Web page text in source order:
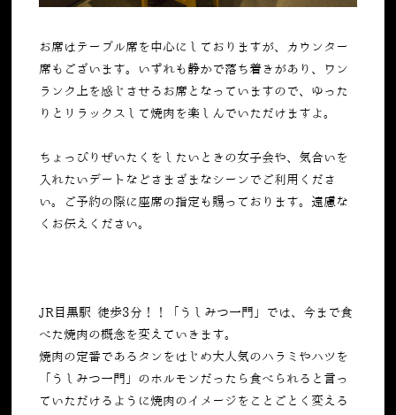
お席はテーブル席を中心にしておりますが、カウンター
席もございます。いずれも静かで落ち着きがあり、ワン
ランク上を感じさせるお席となっていますので、ゆった
りとリラックスして焼肉を楽しんでいただけますよ。
ちょっぴりぜいたくをしたいときの女子会や、気合いを
入れたいデートなどさまざまなシーンでご利用くださ
い。ご予約の際に座席の指定も賜っております。遠慮な
くお伝えください。
JR目黒駅 徒歩3分！！「うしみつ一門」では、今まで食
べた焼肉の概念を変えていきます。
焼肉の定番であるタンをはじめ大人気のハラミやハツを
「うしみつ一門」のホルモンだったら食べられると言っ
ていただけるように焼肉のイメージをことごとく変える